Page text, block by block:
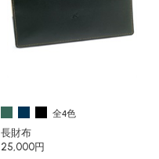
全4色
長財布
25,000円